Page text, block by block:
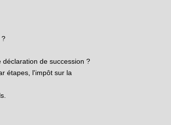
?
de succession ?
étapes, l'impôt sur la